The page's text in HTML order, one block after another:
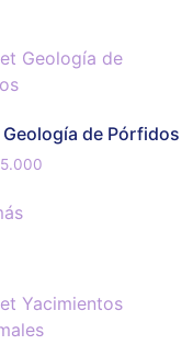
de Pórfidos